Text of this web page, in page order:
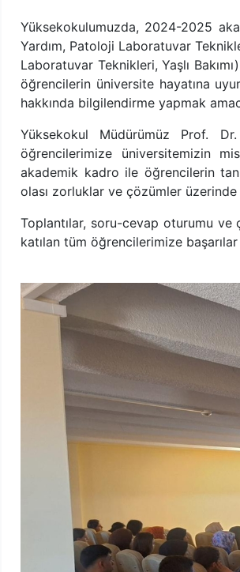
Yüksekokulumuzda, 2024-2025
Yardım, Patoloji Laboratuvar
Laboratuvar Teknikleri, Yaşlı
öğrencilerin üniversite hayatına
hakkında bilgilendirme yapmak
Yüksekokul Müdürümüz Prof. Dr.
öğrencilerimize üniversitemizin
akademik kadro ile öğrencilerin
olası zorluklar ve çözümler
Toplantılar, soru-cevap oturumu ve
katılan tüm öğrencilerimize